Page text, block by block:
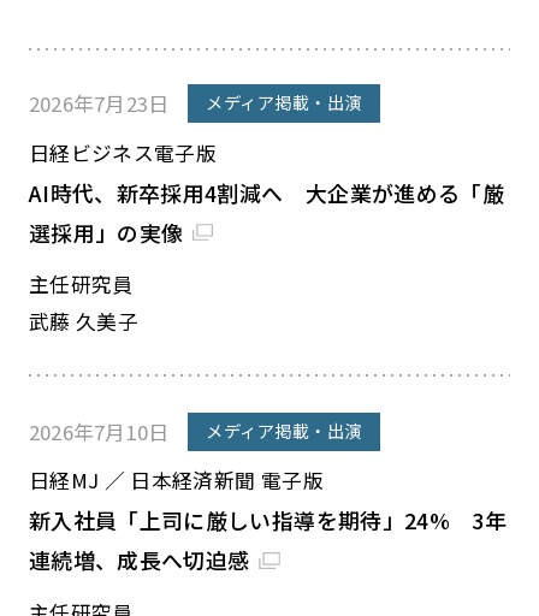
2026年7月23日 メディア掲載・出演
日経ビジネス電子版
AI時代、新卒採用4割減へ 大企業が進める「厳
選採用」の実像
主任研究員
武藤 久美子
2026年7月10日 メディア掲載・出演
日経MJ ／ 日本経済新聞 電子版
新入社員「上司に厳しい指導を期待」24% 3年
連続増、成長へ切迫感